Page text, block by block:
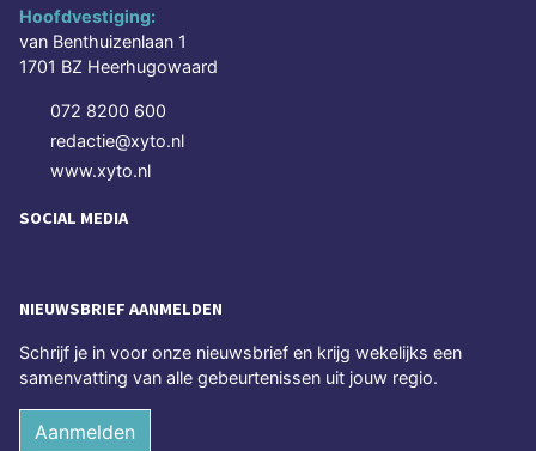
Hoofdvestiging:
van Benthuizenlaan 1
1701 BZ Heerhugowaard
072 8200 600
redactie@xyto.nl
www.xyto.nl
SOCIAL MEDIA
NIEUWSBRIEF AANMELDEN
Schrijf je in voor onze nieuwsbrief en krijg wekelijks een
samenvatting van alle gebeurtenissen uit jouw regio.
Aanmelden